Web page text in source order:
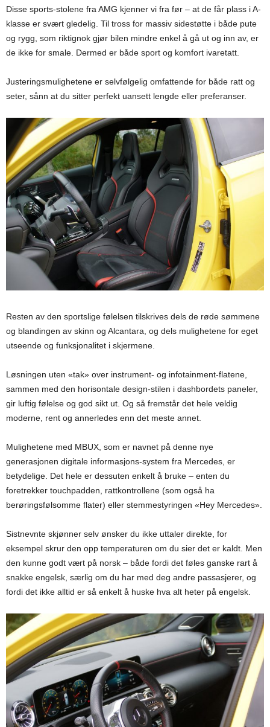
Disse sports-stolene fra AMG kjenner vi fra før – at de får plass i A-
klasse er svært gledelig. Til tross for massiv sidestøtte i både pute
og rygg, som riktignok gjør bilen mindre enkel å gå ut og inn av, er
de ikke for smale. Dermed er både sport og komfort ivaretatt.
Justeringsmulighetene er selvfølgelig omfattende for både ratt og
seter, sånn at du sitter perfekt uansett lengde eller preferanser.
Resten av den sportslige følelsen tilskrives dels de røde sømmene
og blandingen av skinn og Alcantara, og dels mulighetene for eget
utseende og funksjonalitet i skjermene.
Løsningen uten «tak» over instrument- og infotainment-flatene,
sammen med den horisontale design-stilen i dashbordets paneler,
gir luftig følelse og god sikt ut. Og så fremstår det hele veldig
moderne, rent og annerledes enn det meste annet.
Mulighetene med MBUX, som er navnet på denne nye
generasjonen digitale informasjons-system fra Mercedes, er
betydelige. Det hele er dessuten enkelt å bruke – enten du
foretrekker touchpadden, rattkontrollene (som også ha
berøringsfølsomme flater) eller stemmestyringen «Hey Mercedes».
Sistnevnte skjønner selv ønsker du ikke uttaler direkte, for
eksempel skrur den opp temperaturen om du sier det er kaldt. Men
den kunne godt vært på norsk – både fordi det føles ganske rart å
snakke engelsk, særlig om du har med deg andre passasjerer, og
fordi det ikke alltid er så enkelt å huske hva alt heter på engelsk.